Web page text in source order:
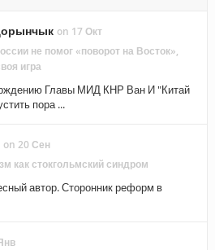
on 17 Окт
не помог «поворот на Восток»,
игра
Главы МИД КНР Ван И "Китай
пора ...
on 20 Сен
как стокгольмский синдром
автор. Сторонник реформ в